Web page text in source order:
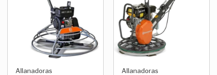
deseos
Allanadoras Allanadoras